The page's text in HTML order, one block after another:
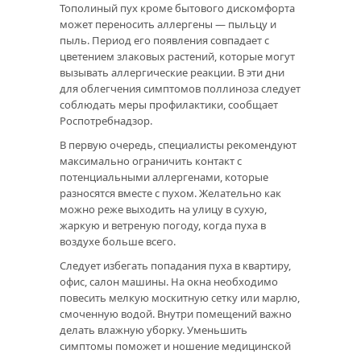
Тополиный пух кроме бытового дискомфорта
может переносить аллергены — пыльцу и
пыль. Период его появления совпадает с
цветением злаковых растений, которые могут
вызывать аллергические реакции. В эти дни
для облегчения симптомов поллиноза следует
соблюдать меры профилактики, сообщает
Роспотребнадзор.
В первую очередь, специалисты рекомендуют
максимально ограничить контакт с
потенциальными аллергенами, которые
разносятся вместе с пухом. Желательно как
можно реже выходить на улицу в сухую,
жаркую и ветреную погоду, когда пуха в
воздухе больше всего.
Следует избегать попадания пуха в квартиру,
офис, салон машины. На окна необходимо
повесить мелкую москитную сетку или марлю,
смоченную водой. Внутри помещений важно
делать влажную уборку. Уменьшить
симптомы поможет и ношение медицинской